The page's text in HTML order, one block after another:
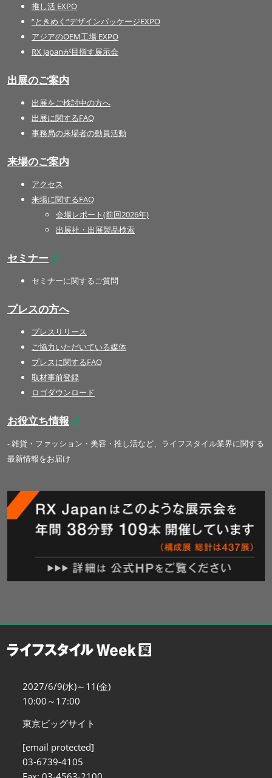
推し活 EXPO
“ときめく“デザインパッケージEXPO
アジアのOEM工場 EXPO
RX Japanが目指す展示会
出展のご案内
出展をご検討中の方へ
出展に関するFAQ
事務局の来場者の動員活動
来場のご案内
アクセス
来場に関するFAQ
会場レポート(前回2026年)
出展社・出展製品検索
セミナー
セミナーに関するご質問
プレスの方へ
プレスリリース
ご協力いただいている媒体
プレスに関するFAQ
取材事前登録
ロゴダウンロード
お役立ち情報
- 雑貨・ファッション・美容・推し活など、ライフスタイル業界に関する
最新情報をお届け
2027/6/9(水)～11(金)
10:00～17:00
東京ビッグサイト
[email protected]
03-6739-4105